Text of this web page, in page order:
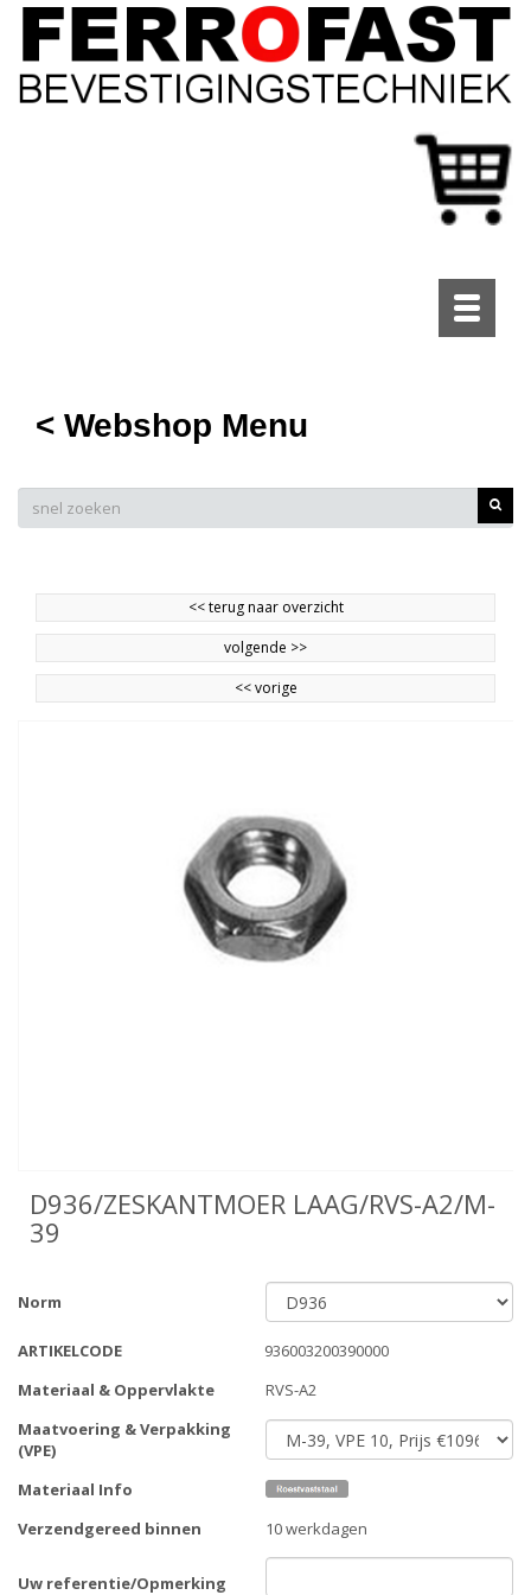
Toggle
< Webshop Menu
<<terug naar overzicht
volgende >>
<<vorige
D936/ZESKANTMOER LAAG/RVS-A2/M-
39
Norm
ARTIKELCODE
936003200390000
Materiaal & Oppervlakte
RVS-A2
Maatvoering & Verpakking
(VPE)
Materiaal Info
Verzendgereed binnen
10 werkdagen
Uw referentie/Opmerking